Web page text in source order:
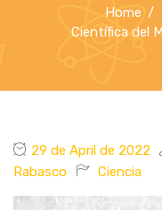
Home
Científica del
29 de April de 2022
Rabasco
Ciencia